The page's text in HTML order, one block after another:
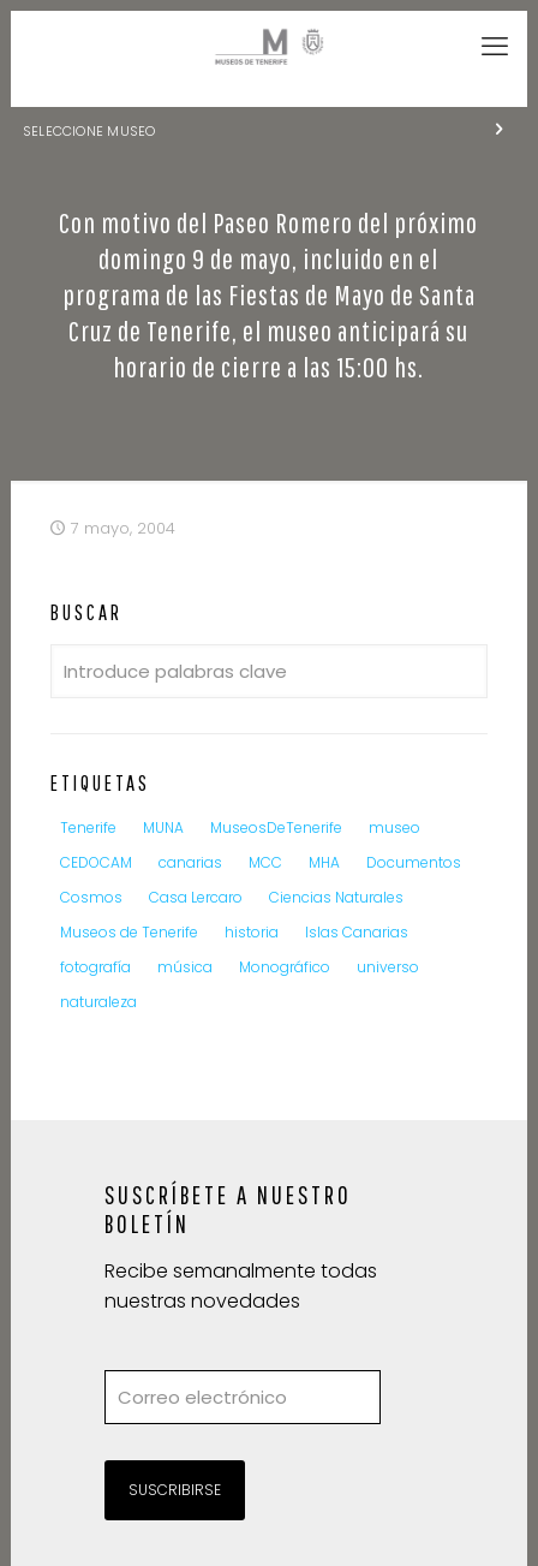
SELECCIONE MUSEO
NATURALEZA Y ARQUEOLOGÍA
LA CIENCIA Y EL COSMOS
HISTORIA Y ANTROPOLOGÍA
CENTRO DE DOCUMENTACIÓN DE CANARIAS Y AMÉRICA
Con motivo del Paseo Romero del próximo
domingo 9 de mayo, incluido en el
programa de las Fiestas de Mayo de Santa
Cruz de Tenerife, el museo anticipará su
horario de cierre a las 15:00 hs.
7 mayo, 2004
BUSCAR
ETIQUETAS
Tenerife MUNA MuseosDeTenerife
museo
CEDOCAM
canarias MCC MHA
Documentos
Cosmos
Casa Lercaro
Ciencias Naturales
Museos de Tenerife
historia
Islas Canarias
fotografía
música Monográfico
universo
naturaleza
SUSCRÍBETE A NUESTRO
BOLETÍN
Recibe semanalmente todas
nuestras novedades
SUSCRIBIRSE